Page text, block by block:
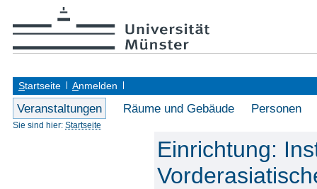
Startseite Anmelden
Veranstaltungen Räume und Gebäude Personen
Sie sind hier: Startseite
Einrichtung: